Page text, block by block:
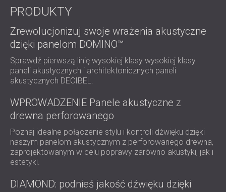
DRZWI AKUSTYCZNE
PERFOROWANE DREWNIANE PANELE
AKUSTYCZNE
TKANINOWE PANELE AKUSTYCZNE I
PRZEGRODY
PANELE AKUSTYCZNE Z LISTEW
DREWNIANYCH
PIANKOWE POCHŁANIACZE DŹWIĘKU,
PUŁAPKI BASOWE I DYFUZORY
PANELE AKUSTYCZNE I PANELE
DŹWIĘKOCHŁONNE
KONTROLA HAŁASU
DŹWIĘKOSZCZELNE KABINY I OBUDOWY /
BARIERY
ŻALUZJE I TŁUMIKI DŹWIĘKOCHŁONNE
UCHWYTY ANTYWIBRACYJNE,
PODKŁADKI I WIESZAKI
KABINY AUDIOLOGICZNE
URZĄDZENIA
MIERNIK DECYBELI POZIOMU DŹWIĘKU
SYSTEM MASKOWANIA DŹWIĘKU,
DOZYMETRY I ZESTAWY
BEZPIECZEŃSTWA
O NAS
KIM JESTEŚMY
BLOG
BADANIA I ROZWÓJ
AKTUALNOŚCI
WIDEO
REFERENCJE
CZŁONKOSTWO
SEKTORY
IZOLACJA AKUSTYCZNA I ROZWIĄZANIA
AKUSTYCZNE DLA DOMÓW
IZOLACJA AKUSTYCZNA I ROZWIĄZANIA
AKUSTYCZNE DLA OBIEKTÓW
PRZEMYSŁOWYCH
IZOLACJA AKUSTYCZNA I PANELE
USŁUGI
DORADZTWO AKUSTYCZNE
SYMULACJA AKUSTYCZNA
INŻYNIERIA AKUSTYCZNA
POMIARY
PROJEKTY
PRODUKTY
Zrewolucjonizuj swoje wrażenia akustyczne
dzięki panelom DOMINO™
Sprawdź pierwszą linię wysokiej klasy wysokiej klasy
paneli akustycznych i architektonicznych paneli
akustycznych DECIBEL.
WPROWADZENIE Panele akustyczne z
drewna perforowanego
Poznaj idealne połączenie stylu i kontroli dźwięku dzięki
naszym panelom akustycznym z perforowanego drewna,
zaprojektowanym w celu poprawy zarówno akustyki, jak i
estetyki.
DIAMOND: podnieś jakość dźwięku dzięki